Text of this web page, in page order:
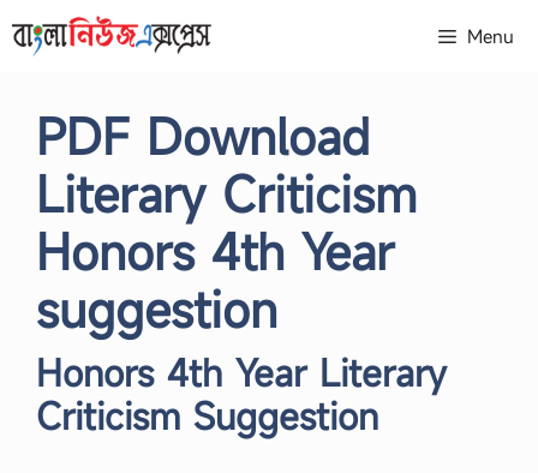
to
Menu
PDF Download
Literary Criticism
Honors 4th Year
suggestion
Honors 4th Year Literary
Criticism Suggestion